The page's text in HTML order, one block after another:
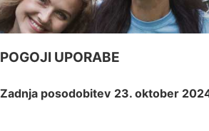
POGOJI UPORABE
Zadnja posodobitev 23. oktober